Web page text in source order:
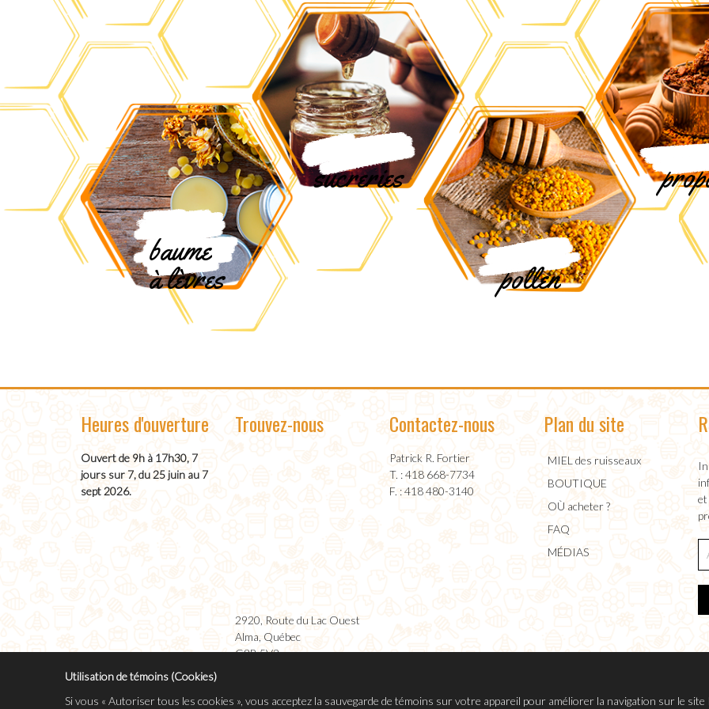
baume
à lèvres
sucreries
pollen
Heures d'ouverture
Ouvert de 9h à 17h30, 7
jours sur 7, du 25 juin au 7
sept 2026.
Trouvez-nous
2920, Route du Lac Ouest
Alma, Québec
G8B 5V2
Contactez-nous
Patrick R. Fortier
T. : 418 668-7734
F. : 418 480-3140
Plan du site
MIEL des ruisseaux
BOUTIQUE
OÙ acheter ?
FAQ
MÉDIAS
et
Utilisation de témoins (Cookies)
Si vous « Autoriser tous les cookies », vous acceptez la sauvegarde de témoins sur votre appareil pour améliorer la navigation sur le